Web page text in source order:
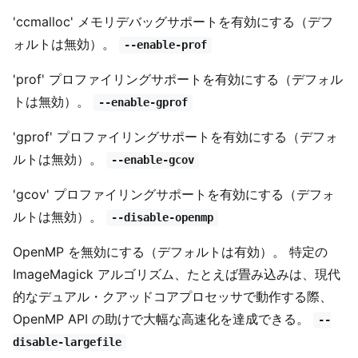
'ccmalloc' メモリデバッグサポートを有効にする（デフ
ォルトは無効）。
--enable-prof
'prof' プロファイリングサポートを有効にする（デフォル
トは無効）。
--enable-gprof
'gprof' プロファイリングサポートを有効にする（デフォ
ルトは無効）。
--enable-gcov
'gcov' プロファイリングサポートを有効にする（デフォ
ルトは無効）。
--disable-openmp
OpenMP を無効にする（デフォルトは有効）。 特定の
ImageMagick アルゴリズム、たとえば畳み込みは、現代
的なデュアル・クアッドコアプロセッサで動作する際、
OpenMP API の助けで大幅な高速化を達成できる。
--
disable-largefile